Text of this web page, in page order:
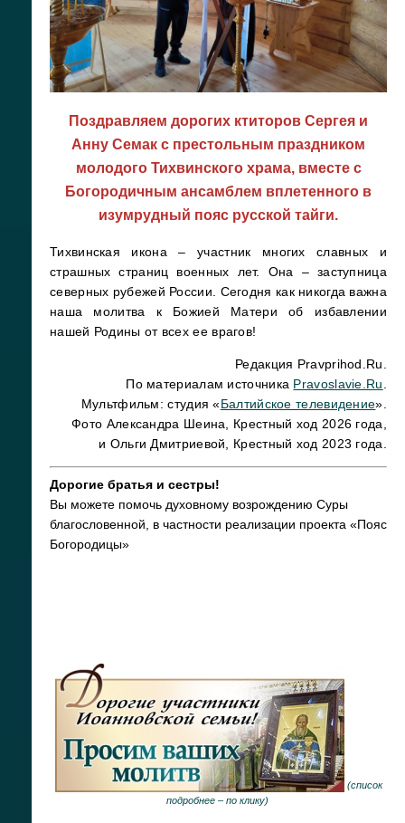
Поздравляем дорогих ктиторов Сергея и
Анну Семак с престольным праздником
молодого Тихвинского храма, вместе с
Богородичным ансамблем вплетенного в
изумрудный пояс русской тайги.
Тихвинская икона – участник многих славных и
страшных страниц военных лет. Она – заступница
северных рубежей России. Сегодня как никогда важна
наша молитва к Божией Матери об избавлении
нашей Родины от всех ее врагов!
Редакция Pravprihod.Ru.
По материалам источника Pravoslavie.Ru
Мультфильм: студия «Балтийское телевидение».
Фото Александра Шеина, Крестный ход 2026 года,
и Ольги Дмитриевой, Крестный ход 2023 года.
Дорогие братья и сестры!
Вы можете помочь духовному возрождению Суры
благословенной, в частности реализации проекта «Пояс
Богородицы»
(список
подробнее – по клику)